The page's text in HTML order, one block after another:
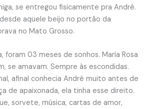
se entregou fisicamente pra André.
aquele beijo no portão da
no Mato Grosso.
foram 03 meses de sonhos. Maria Rosa
se amavam. Sempre às escondidas.
afinal conhecia André muito antes de
de apaixonada, ela tinha esse direito.
sorvete, música, cartas de amor,